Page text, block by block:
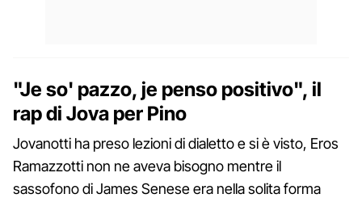
"Je so' pazzo, je penso positivo", il
rap di Jova per Pino
Jovanotti ha preso lezioni di dialetto e si è visto, Eros
Ramazzotti non ne aveva bisogno mentre il
sassofono di James Senese era nella solita forma